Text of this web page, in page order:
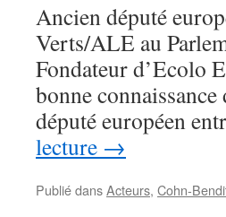
Ancien député
Verts/ALE au
Fondateur d’Ecolo
bonne
député européen
lecture →
Publié dansActeurs, Cohn-